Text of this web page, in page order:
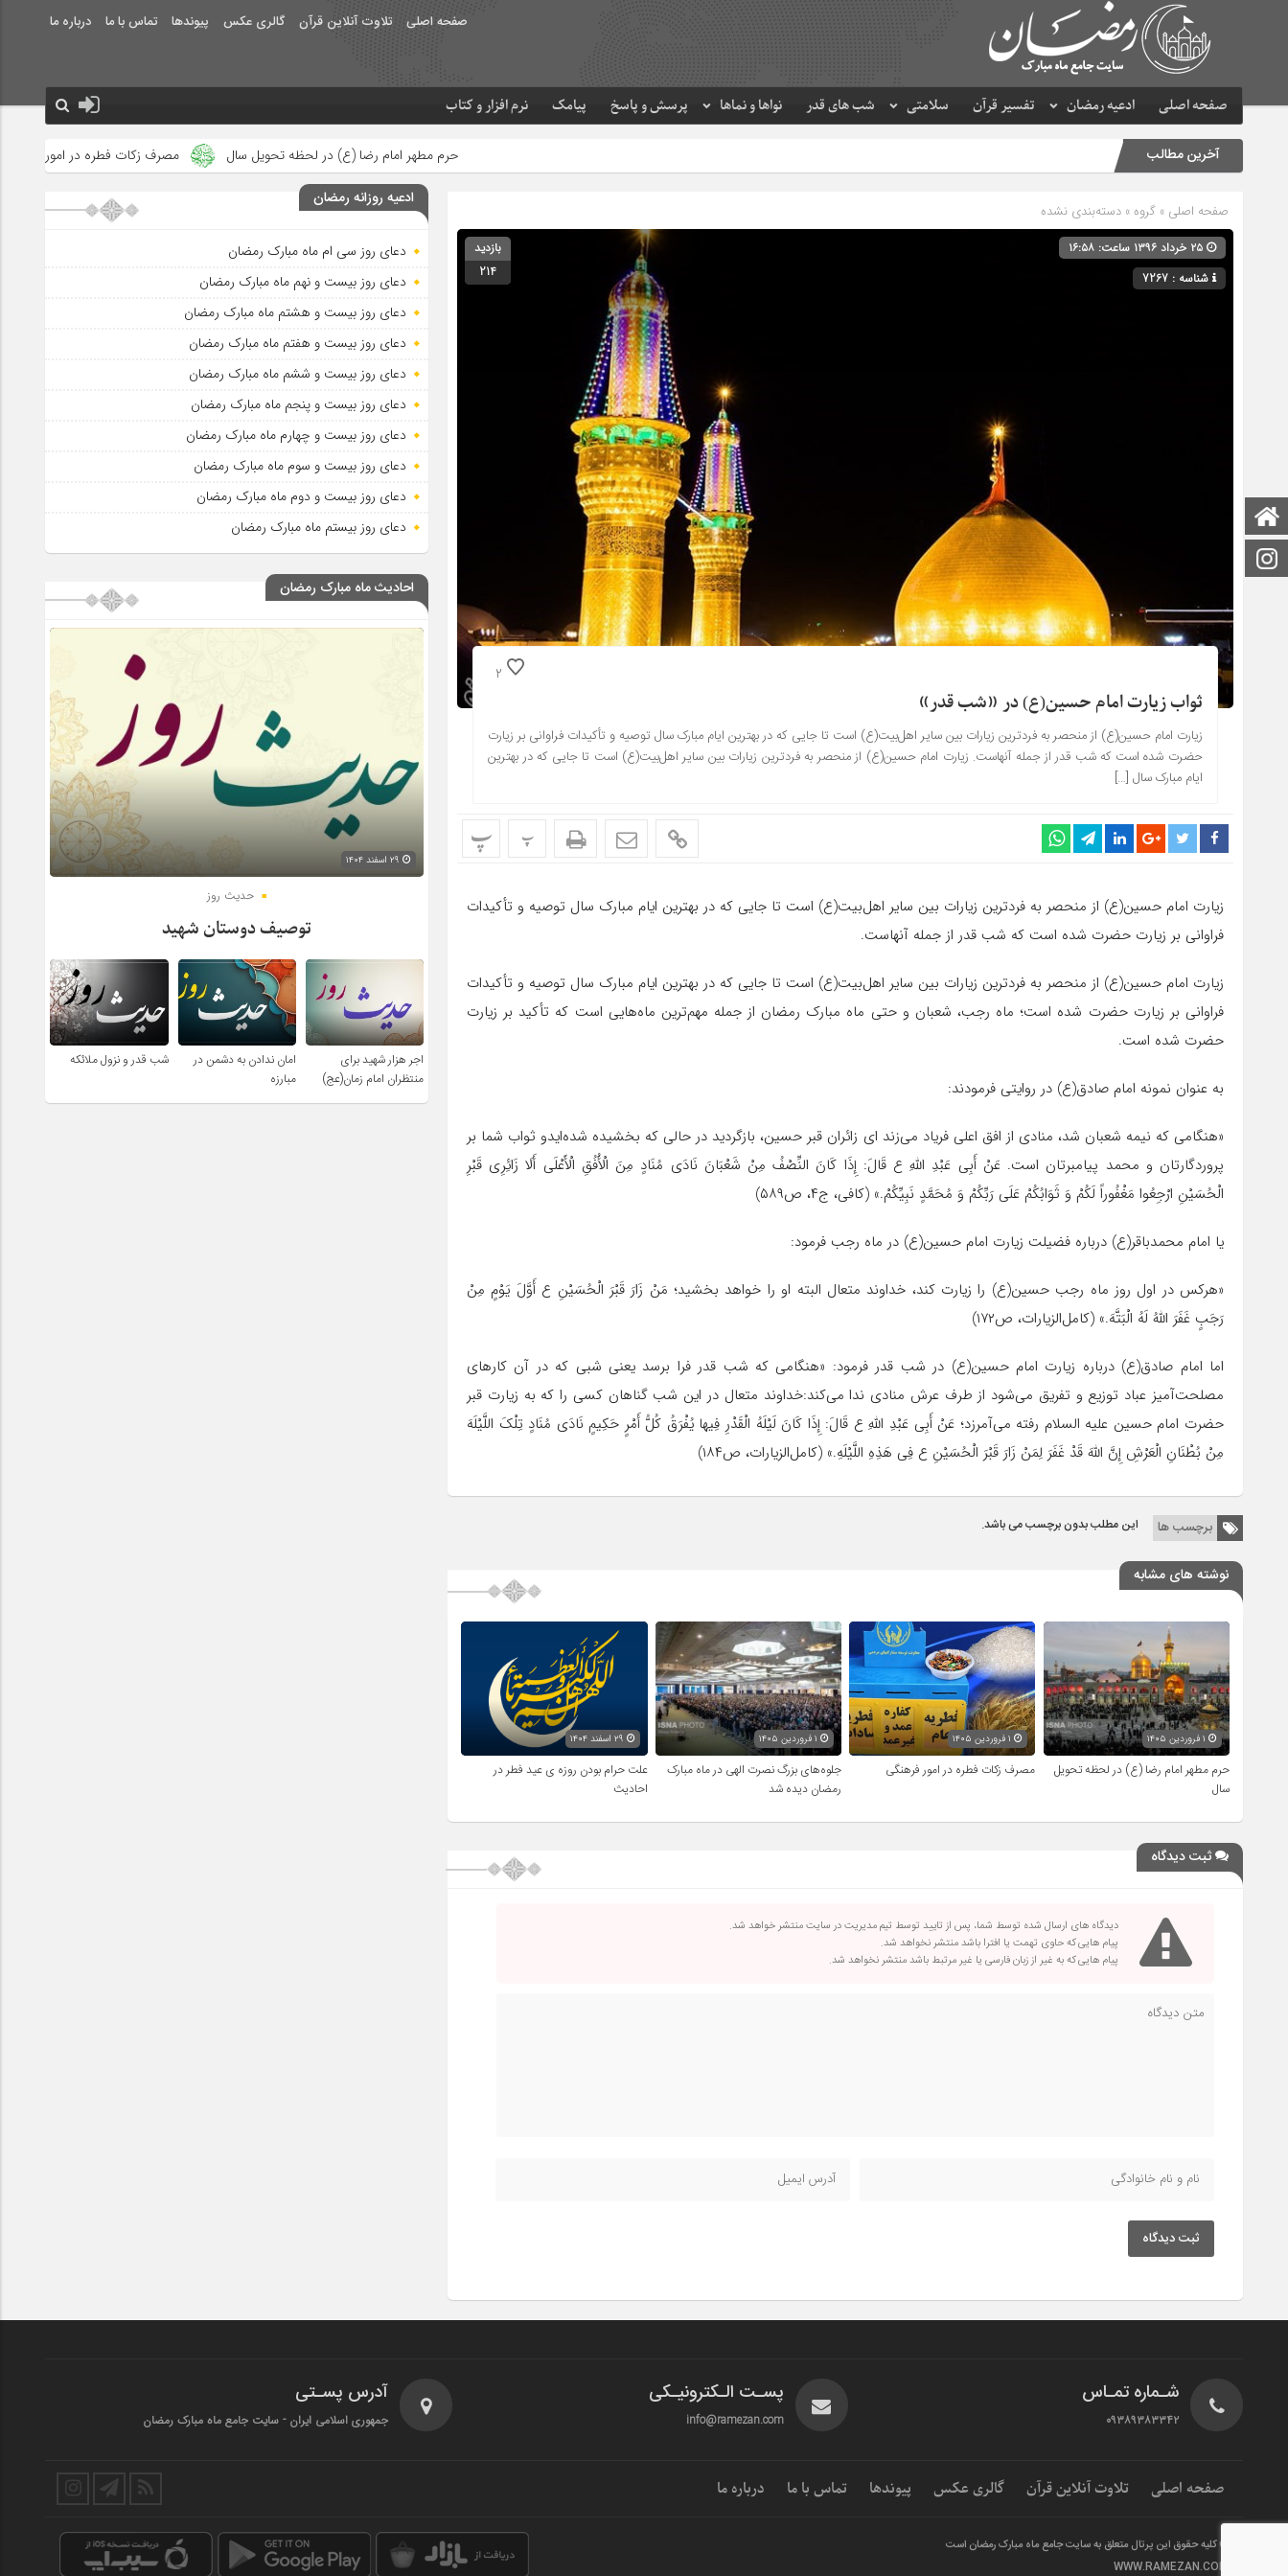
صفحه اصلی تلاوت آنلاین قرآن گالری عکس پیوندها تماس با ما درباره ما
صفحه اصلی ادعیه رمضان تفسیر قرآن سلامتی شب های قدر نواها و نماها پرسش و پاسخ پیامک نرم افزار و کتاب
آخرین مطالب حرم مطهر امام رضا (ع) در لحظه تحویل سال مصرف زکات فطره در امور فرهنگی جلوه‌های بزرگ
صفحه اصلی » گروه » دسته‌بندی نشده
شناسه : 7267
بازدید
214
2
ثواب زیارت امام حسین(ع) در «شب قدر»
زیارت امام حسین(ع) از منحصر به فردترین زیارات بین سایر اهل‌بیت(ع) است تا جایی که در بهترین ایام مبارک سال توصیه و تأکیدات فراوانی بر زیارت
حضرت شده است که شب قدر از جمله آنهاست. زیارت امام حسین(ع) از منحصر به فردترین زیارات بین سایر اهل‌بیت(ع) است تا جایی که در بهترین
ایام مبارک سال […]
پ پ
زیارت امام حسین(ع) از منحصر به فردترین زیارات بین سایر اهل‌بیت(ع) است تا جایی که در بهترین ایام مبارک سال توصیه و تأکیدات
فراوانی بر زیارت حضرت شده است که شب قدر از جمله آنهاست.
زیارت امام حسین(ع) از منحصر به فردترین زیارات بین سایر اهل‌بیت(ع) است تا جایی که در بهترین ایام مبارک سال توصیه و تأکیدات
فراوانی بر زیارت حضرت شده است؛ ماه رجب، شعبان و حتی ماه مبارک رمضان از جمله مهم‌ترین ماه‌هایی است که تأکید بر زیارت
حضرت شده است.
به عنوان نمونه امام صادق(ع) در روایتی فرمودند:
«هنگامی که نیمه شعبان شد، منادی از افق اعلی فریاد می‌زند ای زائران قبر حسین، بازگردید در حالی که بخشیده شده‌ایدو ثواب شما بر
پروردگارتان و محمد پیامبرتان است. عَنْ أَبِی عَبْدِ اللَّهِ ع قَالَ: إِذَا کَانَ النِّصْفُ مِنْ شَعْبَانَ‏ نَادَى مُنَادٍ مِنَ الْأُفُقِ الْأَعْلَى أَلَا زَائِرِی قَبْرِ
الْحُسَیْنِ‏ ارْجِعُوا مَغْفُوراً لَکُمْ وَ ثَوَابُکُمْ عَلَى رَبِّکُمْ وَ مُحَمَّدٍ نَبِیِّکُمْ.» (کافی، ج۴، ص۵۸۹)
یا امام محمدباقر(ع) درباره فضیلت زیارت امام حسین(ع) در ماه رجب فرمود:
«هرکس در اول روز ماه رجب حسین(ع) را زیارت کند، خداوند متعال البته او را خواهد بخشید؛ مَنْ زَارَ قَبْرَ الْحُسَیْنِ‏ ع أَوَّلَ یَوْمٍ مِنْ
رَجَبٍ‏ غَفَرَ اللَّهُ لَهُ الْبَتَّهَ.» (کامل‌الزیارات، ص۱۷۲)
اما امام صادق(ع) درباره زیارت امام حسین(ع) در شب قدر فرمود: «هنگامى که شب قدر فرا برسد یعنى شبى که در آن کارهاى
مصلحت‌‏آمیز عباد توزیع و تفریق مى‌‏شود از طرف عرش منادى ندا مى‌‏کند:خداوند متعال در این شب گناهان کسى را که به زیارت قبر
حضرت امام حسین علیه السلام رفته مى‌‏آمرزد؛ عَنْ أَبِی عَبْدِ اللَّهِ ع قَالَ: إِذَا کَانَ لَیْلَهُ الْقَدْرِ فِیها یُفْرَقُ کُلُّ أَمْرٍ حَکِیمٍ‏ نَادَى مُنَادٍ تِلْکَ اللَّیْلَهَ
مِنْ بُطْنَانِ الْعَرْشِ إِنَّ اللَّهَ قَدْ غَفَرَ لِمَنْ زَارَ قَبْرَ الْحُسَیْنِ‏ ع فِی هَذِهِ اللَّیْلَهِ.» (کامل‌الزیارات، ص۱۸۴)
برچسب ها این مطلب بدون برچسب می باشد.
نوشته های مشابه
حرم مطهر امام رضا (ع) در لحظه تحویل
سال
۱ فروردین ۱۴۰۵
مصرف زکات فطره در امور فرهنگی
جلوه‌های بزرگ نصرت الهی در ماه مبارک
رمضان دیده شد
علت حرام بودن روزه ی عید فطر در
احادیث
ثبت دیدگاه
دیدگاه های ارسال شده توسط شما، پس از تایید توسط تیم مدیریت در سایت منتشر خواهد شد.
پیام هایی که حاوی تهمت یا افترا باشد منتشر نخواهد شد.
پیام هایی که به غیر از زبان فارسی یا غیر مرتبط باشد منتشر نخواهد شد.
ثبت دیدگاه
ادعیه روزانه رمضان
دعای روز سی ام ماه مبارک رمضان
دعای روز بیست و نهم ماه مبارک رمضان
دعای روز بیست و هشتم ماه مبارک رمضان
دعای روز بیست و هفتم ماه مبارک رمضان
دعای روز بیست و ششم ماه مبارک رمضان
دعای روز بیست و پنجم ماه مبارک رمضان
دعای روز بیست و چهارم ماه مبارک رمضان
دعای روز بیست و سوم ماه مبارک رمضان
دعای روز بیست و دوم ماه مبارک رمضان
دعای روز بیستم ماه مبارک رمضان
احادیث ماه مبارک رمضان
حدیث روز
توصیف دوستان شهید
اجر هزار شهید برای
منتظران امام زمان(عج)
امان ندادن به دشمن در
مبارزه
شب قدر و نزول ملائکه
شـماره تمـاس
۰۹۳۸۹۳۸۳۳۴۲
پسـت الـکترونیـکی
info@ramezan.com
آدرس پسـتی
جمهوری اسلامی ایران - سایت جامع ماه مبارک رمضان
صفحه اصلی تلاوت آنلاین قرآن گالری عکس پیوندها تماس با ما درباره ما
© کلیه حقوق این پرتال متعلق به سایت جامع ماه مبارک رمضان است
WWW.RAMEZAN.COM